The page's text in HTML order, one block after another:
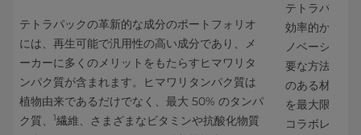
テトラパックの革新的な成分のポートフォリオ
には、再生可能で汎用性の高い成分であり、メ
ーカーに多くのメリットをもたらすヒマワリタ
ンパク質が含まれます。ヒマワリタンパク質は
植物由来であるだけでなく、最大 50% のタンパ
ク質、
1繊維、さまざまなビタミンや抗酸化物質
テトラパック
効率的かつ持
ノベーション
要な方法の 1
のある材料に
を最大限に活
コラボレーシ